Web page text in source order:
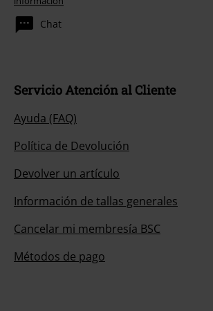
Chat
Servicio Atención al Cliente
Ayuda (FAQ)
Política de Devolución
Devolver un artículo
Información de tallas generales
Cancelar mi membresía BSC
Métodos de pago